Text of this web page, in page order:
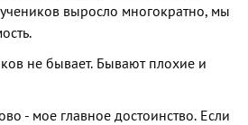
выросло многократно, мы
не бывает. Бывают плохие и
- мое главное достоинство. Если